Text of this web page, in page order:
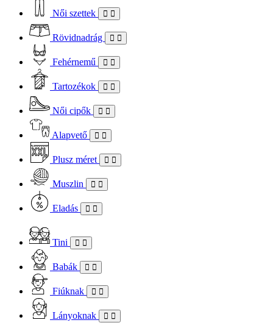
Női szettek
Rövidnadrág
Fehérnemű
Tartozékok
Női cipők
Alapvető
Plusz méret
Muszlin
Eladás
Tini
Babák
Fiúknak
Lányoknak